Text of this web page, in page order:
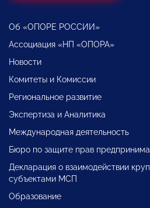
Об «ОПОРЕ РОССИИ»
Ассоциация «НП «ОПОРА»
Новости
Комитеты и Комиссии
Региональное развитие
Экспертиза и Аналитика
Международная деятельность
Бюро по защите прав
Декларация о взаимодействии
субъектами МСП
Образование